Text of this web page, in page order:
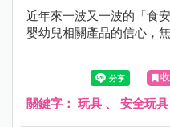
近年來一波又一波的「食
嬰幼兒相關產品的信心，
關鍵字： 玩具 、 安全玩具